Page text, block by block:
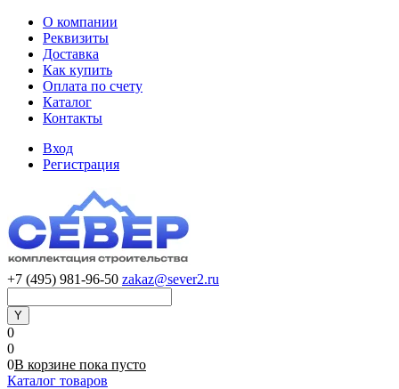
О компании
Реквизиты
Доставка
Как купить
Оплата по счету
Каталог
Контакты
Вход
Регистрация
+7 (495) 981-96-50 zakaz@sever2.ru
0
0
0В корзине пока пусто
Каталог товаров